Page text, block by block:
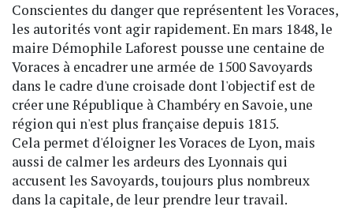
Conscientes du danger que représentent les Voraces,
les autorités vont agir rapidement. En mars 1848, le
maire Démophile Laforest pousse une centaine de
Voraces à encadrer une armée de 1500 Savoyards
dans le cadre d'une croisade dont l'objectif est de
créer une République à Chambéry en Savoie, une
région qui n'est plus française depuis 1815.
Cela permet d'éloigner les Voraces de Lyon, mais
aussi de calmer les ardeurs des Lyonnais qui
accusent les Savoyards, toujours plus nombreux
dans la capitale, de leur prendre leur travail.